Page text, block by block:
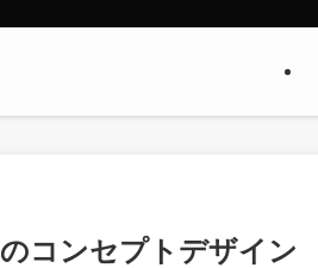
コンセプトデザイン